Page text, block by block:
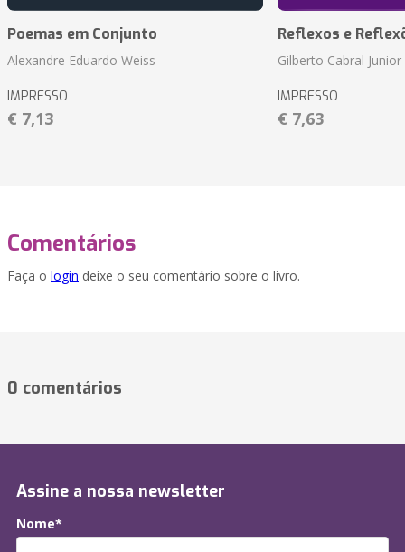
Poemas em Conjunto
Alexandre Eduardo Weiss
IMPRESSO
€ 7,13
Reflexos e
Gilberto Cabral Junior
IMPRESSO
€ 7,63
Comentários
Faça o login deixe o seu comentário sobre o livro.
0 comentários
Assine a nossa newsletter
Nome*